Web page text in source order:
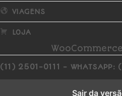
VIAGENS
LOJA
(11) 2501-0111 -
Sair da